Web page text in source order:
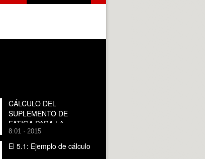
CÁLCULO DEL
SUPLEMENTO DE
FATIGA PARA LA
DEFINICIÓN DE
ESTÁNDARES DE
TRABAJO
8:01 · 2015
El 5.1: Ejemplo de cálculo